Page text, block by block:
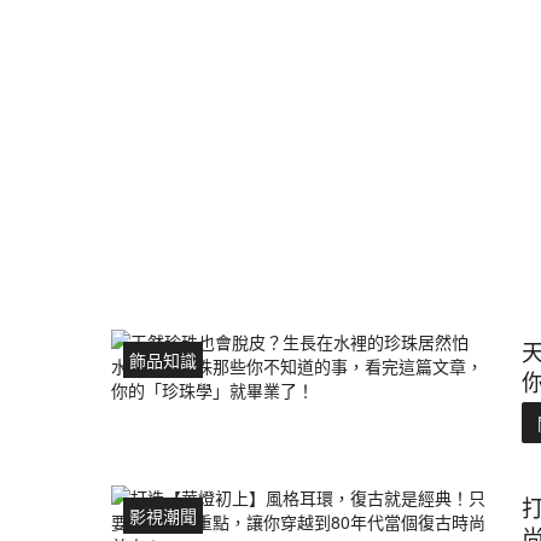
飾品知識
影視潮聞